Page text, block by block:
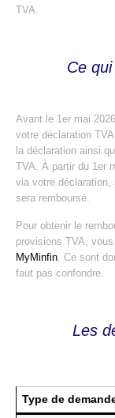
TVA.
Ce
Avant le 1er mai
votre déclaration
la déclaration ainsi
TVA. À partir du 1er
via votre
sera remboursé.
Pour obtenir le
provisions TVA,
MyMinfin . Ce sont
faut pas confondre.
Les
Type de